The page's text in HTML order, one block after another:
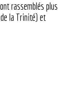
rassemblés plus
la Trinité) et